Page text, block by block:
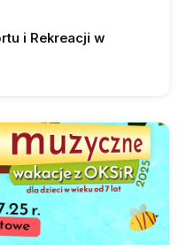
i Rekreacji w